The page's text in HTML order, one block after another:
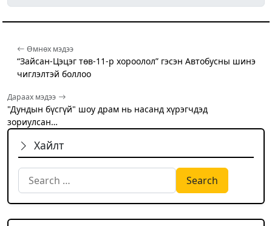
Өмнөх мэдээ
“Зайсан-Цэцэг төв-11-р хороолол” гэсэн Автобусны шинэ
чиглэлтэй боллоо
Дараах мэдээ
"Дундын бүсгүй" шоу драм нь насанд хүрэгчдэд
зориулсан…
Хайлт
Search for: